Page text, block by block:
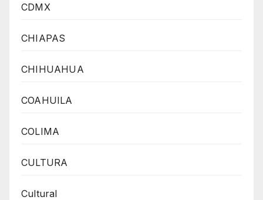
CDMX
CHIAPAS
CHIHUAHUA
COAHUILA
COLIMA
CULTURA
Cultural